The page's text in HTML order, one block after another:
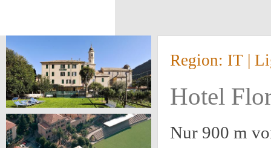
Region: IT |
Hotel
Nur 900 m